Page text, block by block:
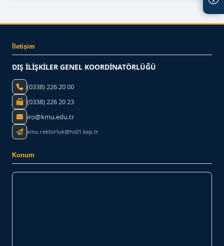
İletişim
DIŞ İLİŞKİLER GENEL KOORDİNATÖRLÜĞÜ
(0338) 226 20 00
(0338) 226 20 23
iro@kmu.edu.tr
kmu.rektorluk@hs01.kep.tr
Konum